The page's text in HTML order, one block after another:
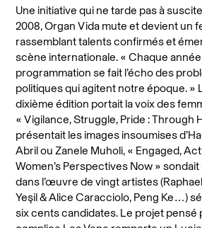
Une initiative qui ne tarde pas à
2008, Organ Vida mute et devient un
rassemblant talents confirmés et
scène internationale. « Chaque
programmation se fait l’écho des
politiques qui agitent notre époque. »
dixième édition portait la voix des
« Vigilance, Struggle, Pride : Through
présentait les images insoumises
Abril ou Zanele Muholi, « Engaged,
Women’s Perspectives Now »
dans l’œuvre de vingt artistes
Yeşil & Alice Caracciolo, Peng Ke…)
six cents candidates. Le projet pensé